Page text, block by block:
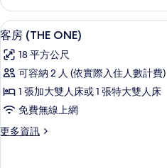
有
相
片
(THE
ONE
with
的
詳
顯
示
客
房
(THE
ONE)
的
7
客房 (THE ONE)
18 平方公尺
可容納 2 人 (依實際入住人數計費)
1 張加大雙人床或 1 張特大雙人床
免費無線上網
更多資訊
更